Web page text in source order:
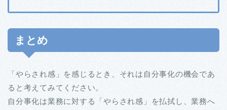
まとめ
「やらされ感」を感じるとき、それは自分事化の機会であ
ると考えてみてください。
自分事化は業務に対する「やらされ感」を払拭し、業務へ